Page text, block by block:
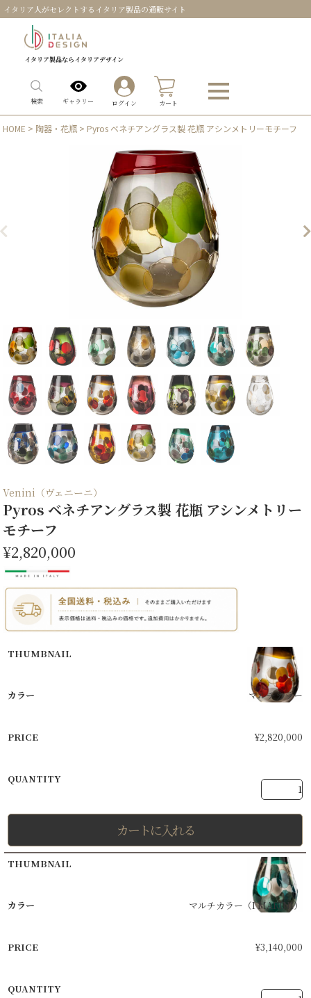
イタリア人がセレクトするイタリア製品の通販サイト
イタリア製品ならイタリアデザイン
検索 ギャラリー ログイン カート
HOME > 陶器・花瓶 > Pyros ベネチアングラス製 花瓶 アシンメトリーモチーフ
Venini（ヴェニーニ）
Pyros ベネチアングラス製 花瓶 アシンメトリー
モチーフ
¥2,820,000
マルチカラー
¥2,820,000
カートに入れる
マルチカラー（I MARINI）
¥3,140,000